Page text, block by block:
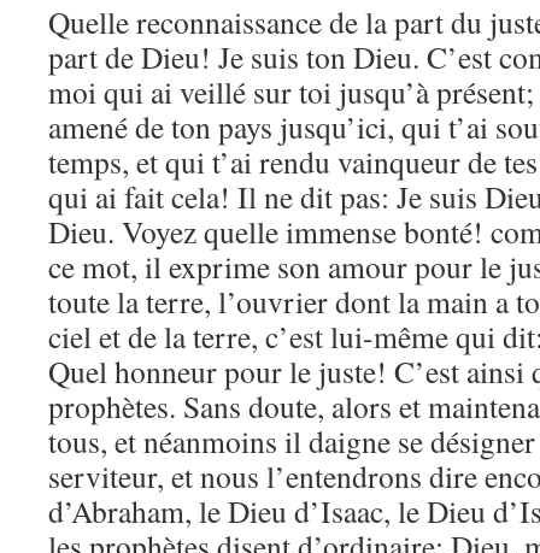
Quelle reconnaissance de la part du
part de Dieu! Je suis ton Dieu. C’est
moi qui ai veillé sur toi jusqu’à
amené de ton pays jusqu’ici, qui t’ai
temps, et qui t’ai rendu vainqueur de
qui ai fait cela! Il ne dit pas: Je suis
Dieu. Voyez quelle immense bonté!
ce mot, il exprime son amour pour le
toute la terre, l’ouvrier dont la main a
ciel et de la terre, c’est lui-même qui
Quel honneur pour le juste! C’est ainsi
prophètes. Sans doute, alors et
tous, et néanmoins il daigne se
serviteur, et nous l’entendrons dire
d’Abraham, le Dieu d’Isaac, le Dieu